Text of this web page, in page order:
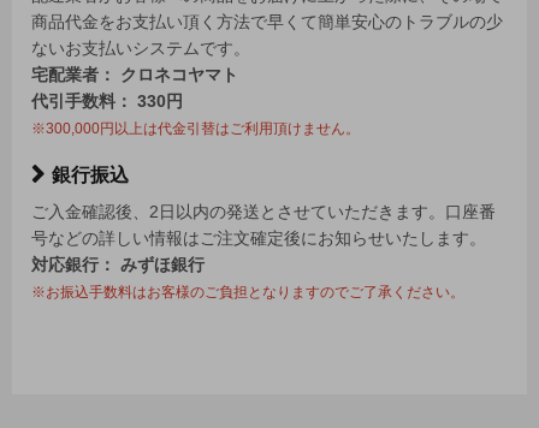
商品代金をお支払い頂く方法で早くて簡単安心のトラブルの少
ないお支払いシステムです。
宅配業者： クロネコヤマト
代引手数料： 330円
※300,000円以上は代金引替はご利用頂けません。
銀行振込
ご入金確認後、2日以内の発送とさせていただきます。口座番
号などの詳しい情報はご注文確定後にお知らせいたします。
対応銀行： みずほ銀行
※お振込手数料はお客様のご負担となりますのでご了承ください。